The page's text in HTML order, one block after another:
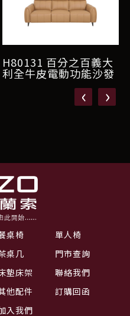
H80131 百分之百義大
利全牛皮電動功能沙發
‹ ›
桌椅
單人椅
桌几
門市查詢
墊床架
聯絡我們
他配件
訂購回函
入我們